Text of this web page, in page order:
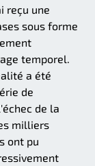
reçu une
sous forme
temporel.
a été
de
de la
milliers
ont pu